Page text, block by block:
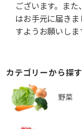
ございます。ま
はお手元に届き
すようお願いしま
カテゴリーから探す